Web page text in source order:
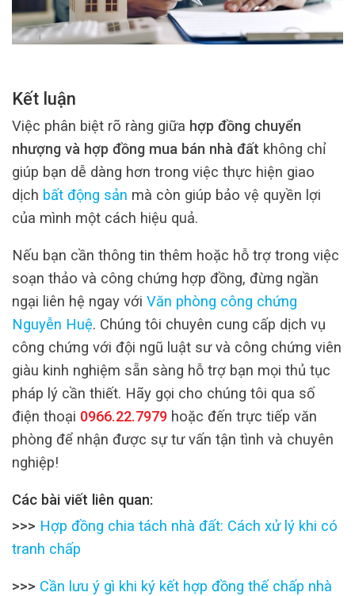
Kết luận
Việc phân biệt rõ ràng giữa hợp đồng chuyển
nhượng và hợp đồng mua bán nhà đất không chỉ
giúp bạn dễ dàng hơn trong việc thực hiện giao
dịch bất động sản mà còn giúp bảo vệ quyền lợi
của mình một cách hiệu quả.
Nếu bạn cần thông tin thêm hoặc hỗ trợ trong việc
soạn thảo và công chứng hợp đồng, đừng ngần
ngại liên hệ ngay với Văn phòng công chứng
Nguyễn Huệ. Chúng tôi chuyên cung cấp dịch vụ
công chứng với đội ngũ luật sư và công chứng viên
giàu kinh nghiệm sẵn sàng hỗ trợ bạn mọi thủ tục
pháp lý cần thiết. Hãy gọi cho chúng tôi qua số
điện thoại 0966.22.7979 hoặc đến trực tiếp văn
phòng để nhận được sự tư vấn tận tình và chuyên
nghiệp!
Các bài viết liên quan:
>>> Hợp đồng chia tách nhà đất: Cách xử lý khi có
tranh chấp
>>> Cần lưu ý gì khi ký kết hợp đồng thế chấp nhà